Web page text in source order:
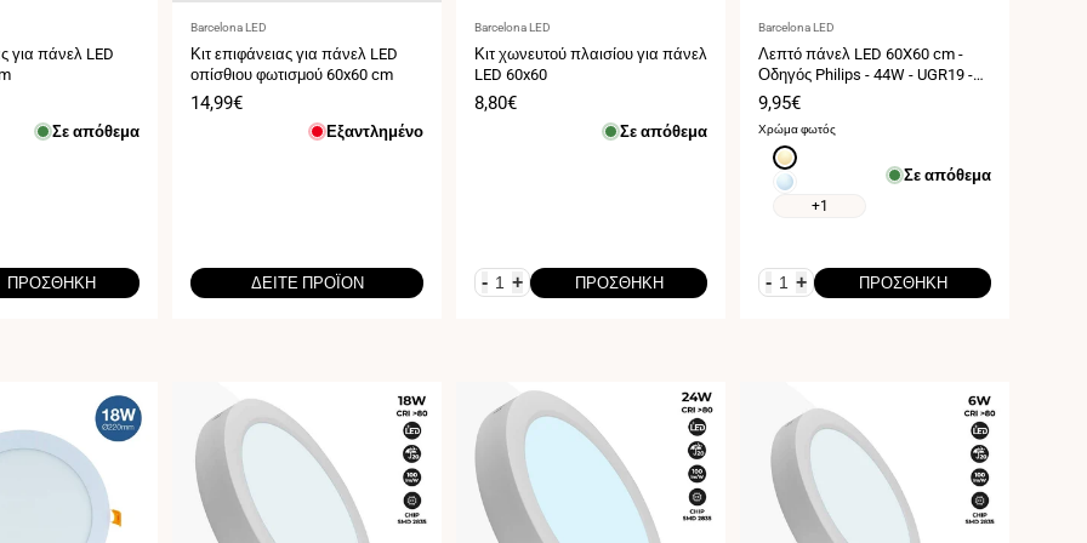
για πάνελ LED
Σε απόθεμα
ΠΡΟΣΘΉΚΗ
Προμηθευτής:
Barcelona LED
Κιτ επιφάνειας για πάνελ LED
οπίσθιου φωτισμού 60x60 cm
Τιμή
14,99€
Εξαντλημένο
ΔΕΊΤΕ ΠΡΟΪΌΝ
Προμηθευτής:
Barcelona LED
Κιτ χωνευτού πλαισίου για πάνελ
LED 60x60
Τιμή
8,80€
Σε απόθεμα
- + ΠΡΟΣΘΉΚΗ
Προμηθευτής:
Barcelona LED
Λεπτό πάνελ LED 60X60 cm -
Οδηγός Philips - 44W - UGR19 -
IP40
Τιμή
πώλησης
9,95€
Χρώμα φωτός
Ζεστό
λευκό
3000K
Ψυχρό
λευκό+1
Σε απόθεμα
- + ΠΡΟΣΘΉΚΗ